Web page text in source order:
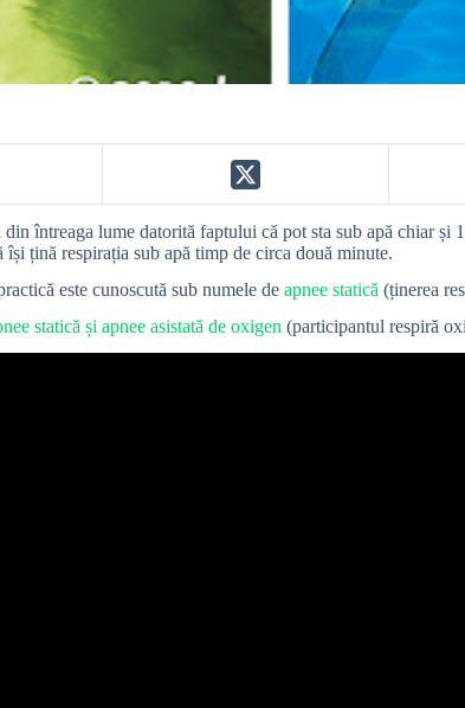
întreaga lume datorită faptului că pot sta sub apă chiar
țină respirația sub apă timp de circa două minute.
este cunoscută sub numele de apnee statică (ținerea
statică și apnee asistată de oxigen (participantul respiră